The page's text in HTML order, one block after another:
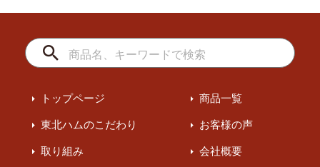
トップページ 商品一覧
東北ハムのこだわり お客様の声
取り組み 会社概要